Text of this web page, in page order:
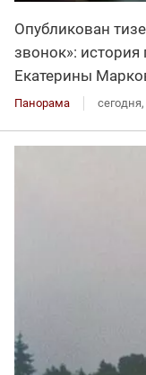
Опубликован
звонок»:
Екатерины
Панорама